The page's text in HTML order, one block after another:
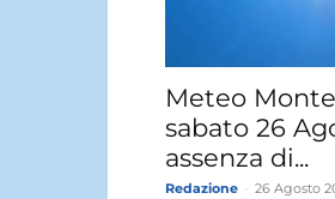
Meteo
sabato 26
assenza di...
Redazione 26 Agosto